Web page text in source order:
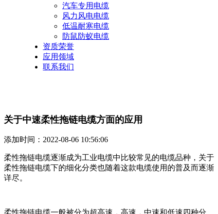
汽车专用电缆
风力风电电缆
低温耐寒电缆
防鼠防蚁电缆
资质荣誉
应用领域
联系我们
关于中速柔性拖链电缆方面的应用
添加时间：2022-08-06 10:56:06
柔性拖链电缆逐渐成为工业电缆中比较常见的电缆品种，关于
柔性拖链电缆下的细化分类也随着这款电缆使用的普及而逐渐
详尽。